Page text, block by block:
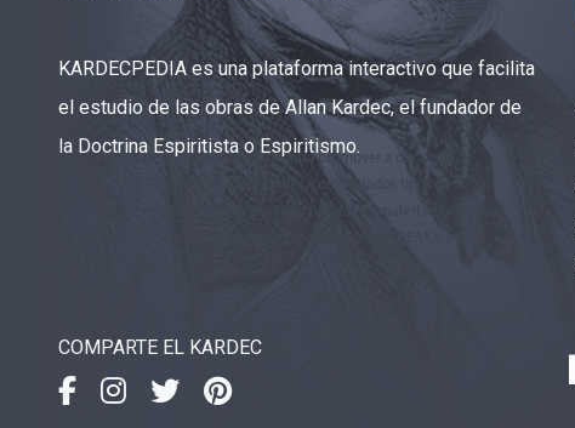
KARDECPEDIA es una plataforma interactivo que facilita
el estudio de las obras de Allan Kardec, el fundador de
la Doctrina Espiritista o Espiritismo.
COMPARTE EL KARDEC